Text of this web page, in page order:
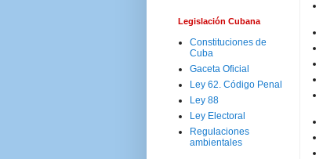
Legislación Cubana
Constituciones de
Cuba
Gaceta Oficial
Ley 62. Código Penal
Ley 88
Ley Electoral
Regulaciones
ambientales